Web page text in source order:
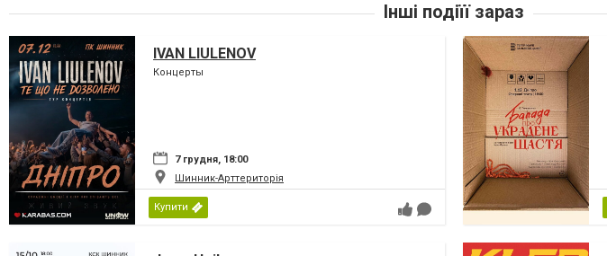
Інші подіїї зараз
IVAN LIULENOV
Концерты
7 грудня, 18:00
Шинник-Арттериторія
Купити